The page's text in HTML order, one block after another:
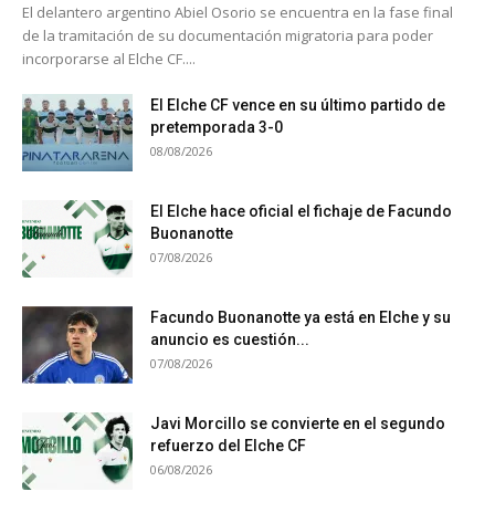
El delantero argentino Abiel Osorio se encuentra en la fase final
de la tramitación de su documentación migratoria para poder
incorporarse al Elche CF....
El Elche CF vence en su último partido de
pretemporada 3-0
08/08/2026
El Elche hace oficial el fichaje de Facundo
Buonanotte
07/08/2026
Facundo Buonanotte ya está en Elche y su
anuncio es cuestión...
07/08/2026
Javi Morcillo se convierte en el segundo
refuerzo del Elche CF
06/08/2026